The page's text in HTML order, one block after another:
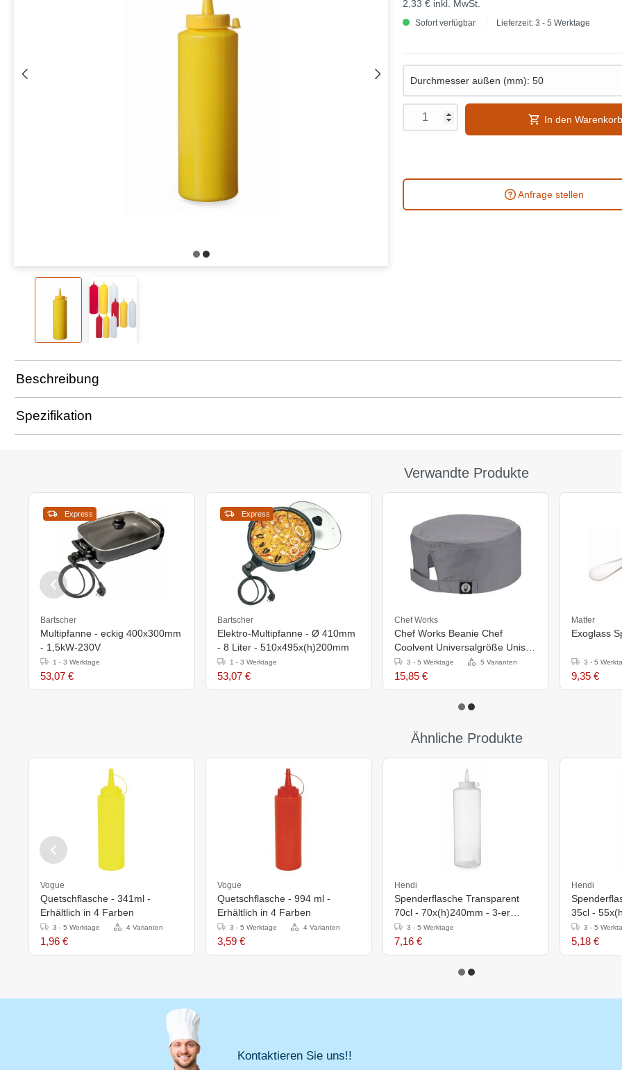
2,33 € inkl. MwSt.
Sofort verfügbar Lieferzeit: 3 - 5 Werktage
In den Warenkorb
Anfrage stellen
Beschreibung
Spezifikation
Verwandte Produkte
Express
Bartscher
Multipfanne - eckig 400x300mm
- 1,5kW-230V
1 - 3 Werktage
53,07 €
Express
Bartscher
Elektro-Multipfanne - Ø 410mm
- 8 Liter - 510x495x(h)200mm
1 - 3 Werktage
53,07 €
Chef Works
Chef Works Beanie Chef
Coolvent Universalgröße Unisex
grau3 - 5 Werktage 5 Varianten
15,85 €
Matfer
Exoglass
3 - 5
9,35 €
Ähnliche Produkte
Vogue
Quetschflasche - 341ml -
Erhältlich in 4 Farben
3 - 5 Werktage 4 Varianten
1,96 €
Vogue
Quetschflasche - 994 ml -
Erhältlich in 4 Farben
3 - 5 Werktage 4 Varianten
3,59 €
Hendi
Spenderflasche Transparent
70cl - 70x(h)240mm - 3-er
Packung
3 - 5 Werktage
7,16 €
Hendi
35cl -
Packung
3 - 5
5,18 €
Kontaktieren Sie uns!!